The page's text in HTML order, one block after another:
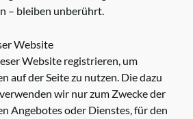
– bleiben unberührt.
Website
Website registrieren, um
auf der Seite zu nutzen. Die dazu
wir nur zum Zwecke der
Angebotes oder Dienstes, für den